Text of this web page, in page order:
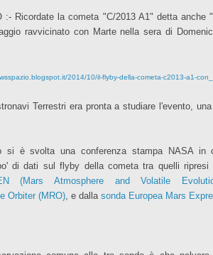
:- Ricordate la cometa "C/2013 A1" detta anche
ravvicinato con Marte nella sera di
2014/10/il-flyby-della-cometa-c2013-a1-
Terrestri era pronta a studiare l'evento,
si è svolta una conferenza stampa NASA in
di dati sul flyby della cometa tra quelli ripresi
(Mars Atmosphere and Volatile
Orbiter (MRO) , e dalla sonda Europea Mars